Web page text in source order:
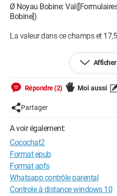
Ø Noyau Bobine:
Bobine])
La valeur dans ce champs et
Mais dans ma requête il
bien fixé à # ##0,00" mm" pour
Mais la requête ne m'affiche pas
entiers.
Comment faire ????
Pouvez-vous m'aider ???
Ci-joint copies écran.
Répondre (2) Moi aussi
Partager
A voir également:
Cocochat2
Format epub
Format apfs
Whatsapp contrôle parental
Controle à distance windows 10